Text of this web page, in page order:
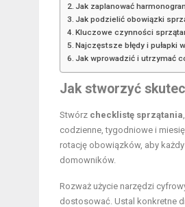
Jak zaplanować
Jak podzielić obowiązki
Kluczowe czynności
Najczęstsze błędy i pułapki
Jak wprowadzić i utrzymać
Jak stworzyć
Stwórz checklistę sprzątania
codzienne, tygodniowe i
rotację obowiązków, aby
domowników.
Rozważ użycie narzędzi
dostosować. Ustal konkretne